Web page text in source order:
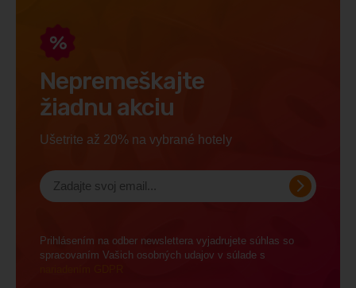
Nepremeškajte
žiadnu akciu
Ušetrite až 20% na vybrané hotely
Prihlásením na odber newslettera vyjadrujete súhlas so
spracovaním Vašich osobných udajov v súlade s